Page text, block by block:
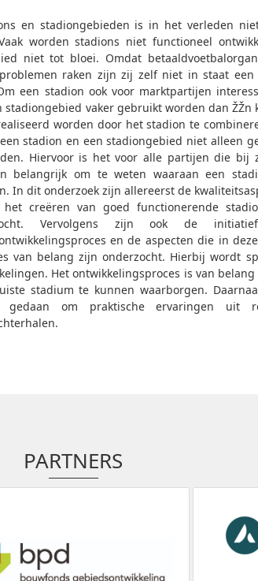
en stadiongebieden is in het verleden
worden stadions niet functioneel
niet tot bloei. Omdat
raken zijn zij zelf niet in staat een
een stadion ook voor marktpartijen
stadiongebied vaker gebruikt worden dan ŽŽn
worden door het stadion te
stadion en een stadiongebied niet alleen
Hiervoor is het voor alle partijen die bij
belangrijk om te weten waaraan een
In dit onderzoek zijn allereerst de
creëren van goed functionerende
Vervolgens zijn ook de
en de aspecten die in
van belang zijn onderzocht. Hierbij wordt
Het ontwikkelingsproces is van belang
stadium te kunnen waarborgen.
gedaan om praktische ervaringen uit
PARTNERS